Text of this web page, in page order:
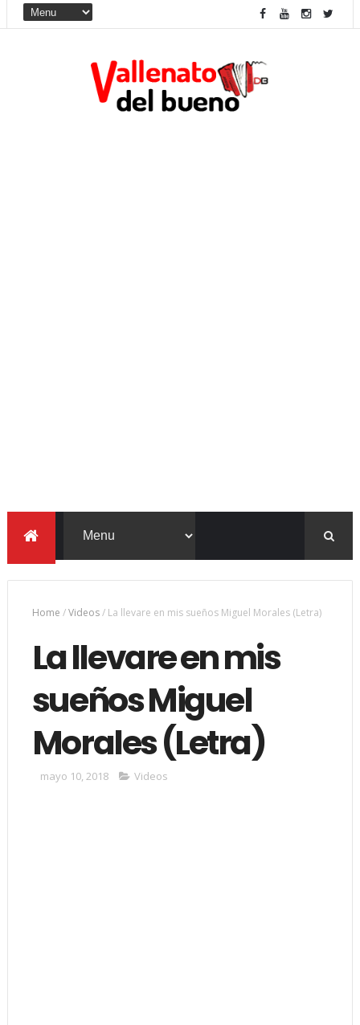
Home /Videos/ La llevare en mis sueños Miguel Morales (Letra)
La llevare en mis
sueños Miguel
Morales (Letra)
mayo 10, 2018 Videos